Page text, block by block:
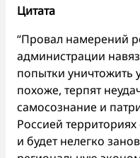
Цитата
“Провал намерений
администрации
попытки уничтожить
похоже, терпят
самосознание и
Россией
и будет нелегко